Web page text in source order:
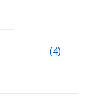
(4)